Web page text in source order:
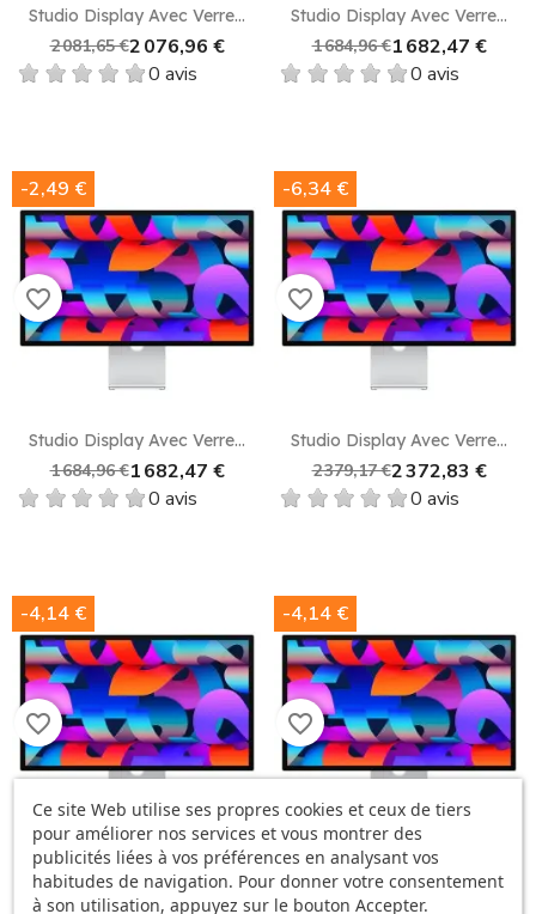
Studio Display Avec Verre...
2 081,65 €2 076,96 €
0 avis
Studio Display Avec Verre...
1 684,96 €1 682,47 €
0 avis
Studio Display Avec Verre...
1 684,96 €1 682,47 €
0 avis
-2,49 €
favorite_border
Studio Display Avec Verre...
2 379,17 €2 372,83 €
0 avis
-6,34 €
favorite_border
Studio Display Avec Verre...
1 982,48 € 1 978,34 €
-4,14 €
favorite_border
Studio Display Avec Verre...
1 982,48 € 1 978,34 €
-4,14 €
favorite_border
Ce site Web utilise ses propres cookies et ceux de tiers
pour améliorer nos services et vous montrer des
publicités liées à vos préférences en analysant vos
habitudes de navigation. Pour donner votre consentement
à son utilisation, appuyez sur le bouton Accepter.